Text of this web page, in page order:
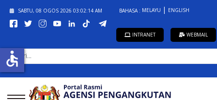
SABTU, 08 OGOS 2026 03:02:14 AM BAHASA : MELAYU ENGLISH
INTRANET WEBMAIL
CARI...
accessible